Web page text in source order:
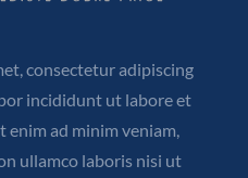
consectetur adipiscing
incididunt ut labore et
ad minim veniam,
ullamco laboris nisi ut